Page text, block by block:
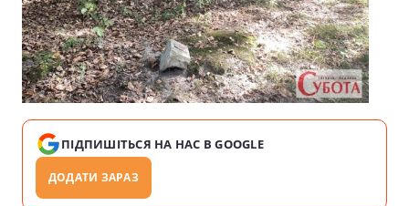
ПІДПИШІТЬСЯ НА НАС В GOOGLE
ДОДАТИ ЗАРАЗ